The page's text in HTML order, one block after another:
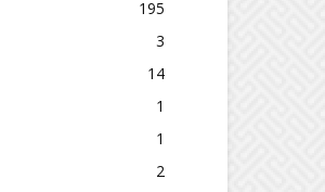
195
3
14
1
1
2